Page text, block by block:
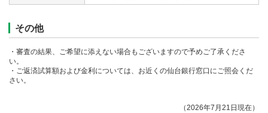
その他
・審査の結果、ご希望に添えない場合もございますので予めご了承くださ
い。
・ご返済試算額および金利については、お近くの仙台銀行窓口にご照会くだ
さい。
（2026年7月21日現在）